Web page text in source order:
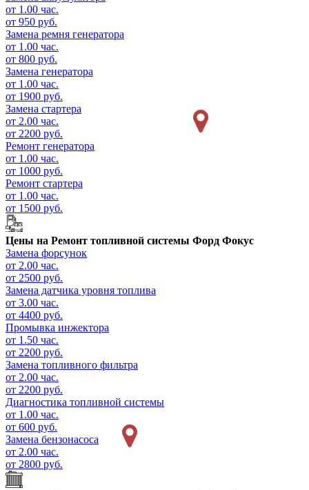
от 1.00 час.
от 950 руб.
Замена ремня генератора
от 1.00 час.
от 800 руб.
Замена генератора
от 1.00 час.
от 1900 руб.
Замена стартера
от 2.00 час.
от 2200 руб.
Ремонт генератора
от 1.00 час.
от 1000 руб.
Ремонт стартера
от 1.00 час.
от 1500 руб.
Цены на Ремонт топливной системы Форд Фокус
Замена форсунок
от 2.00 час.
от 2500 руб.
Замена датчика уровня топлива
от 3.00 час.
от 4400 руб.
Промывка инжектора
от 1.50 час.
от 2200 руб.
Замена топливного фильтра
от 2.00 час.
от 2200 руб.
Диагностика топливной системы
от 1.00 час.
от 600 руб.
Замена бензонасоса
от 2.00 час.
от 2800 руб.